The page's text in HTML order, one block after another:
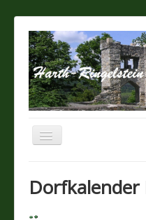
Navigation
Dorfkalender